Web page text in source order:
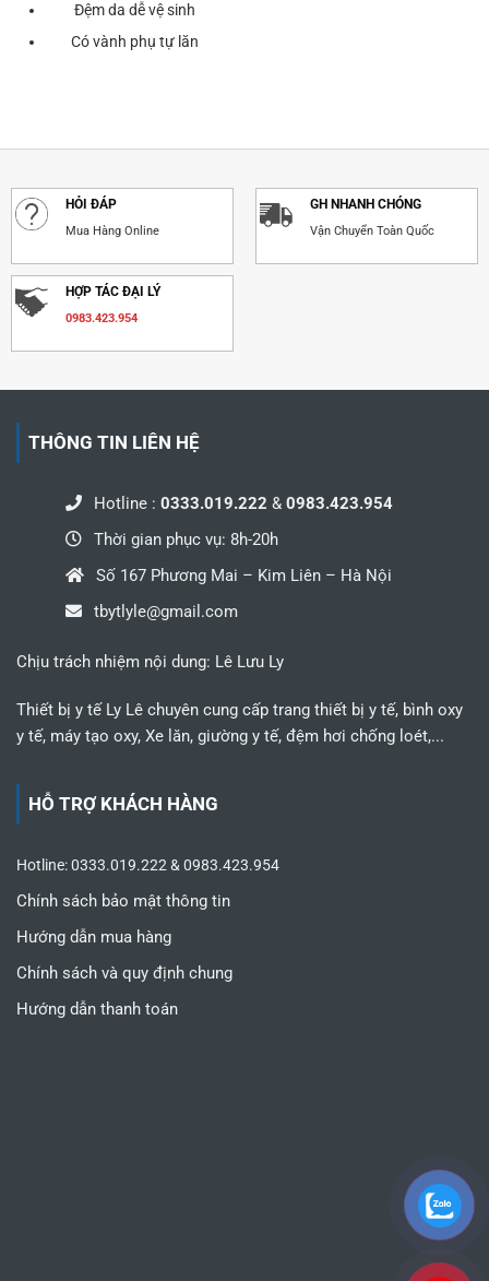
Đệm da dễ vệ sinh
Có vành phụ tự lăn
HỎI ĐÁP
Mua Hàng Online
GH NHANH CHÓNG
Vận Chuyển Toàn Quốc
HỢP TÁC ĐẠI LÝ
0983.423.954
THÔNG TIN LIÊN HỆ
Hotline : 0333.019.222 & 0983.423.954
Thời gian phục vụ: 8h-20h
Số 167 Phương Mai – Kim Liên – Hà Nội
tbytlyle@gmail.com
Chịu trách nhiệm nội dung: Lê Lưu Ly
Thiết bị y tế Ly Lê chuyên cung cấp trang thiết bị y tế, bình oxy
y tế, máy tạo oxy, Xe lăn, giường y tế, đệm hơi chống loét,...
HỖ TRỢ KHÁCH HÀNG
Hotline: 0333.019.222 & 0983.423.954
Chính sách bảo mật thông tin
Hướng dẫn mua hàng
Chính sách và quy định chung
Hướng dẫn thanh toán